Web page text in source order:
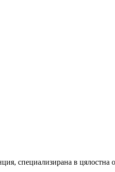
специализирана в цялостна